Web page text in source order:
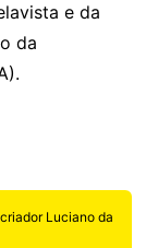
e da
da
Luciano da